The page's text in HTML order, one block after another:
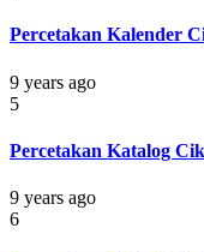
Percetakan Kalender
9 years ago
5
Percetakan Katalog
9 years ago
6